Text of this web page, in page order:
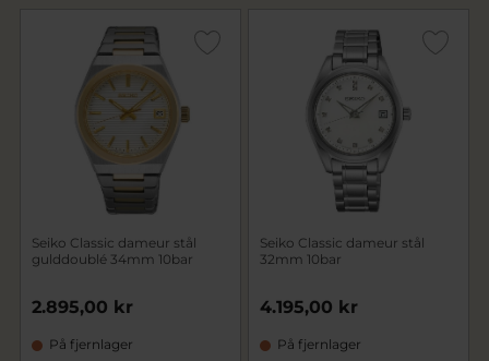
Seiko Classic dameur stål
gulddoublé 34mm 10bar
2.895,00 kr
På fjernlager
Seiko Classic dameur stål
32mm 10bar
4.195,00 kr
På fjernlager